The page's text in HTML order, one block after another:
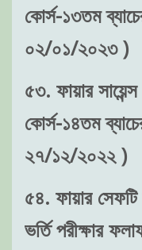
কোর্স-১৩তম
০২/০১/২০২৩ )
৫৩. ফায়ার
কোর্স-১৪তম
২৭/১২/২০২২ )
৫৪. ফায়ার
ভর্তি পরীক্ষার